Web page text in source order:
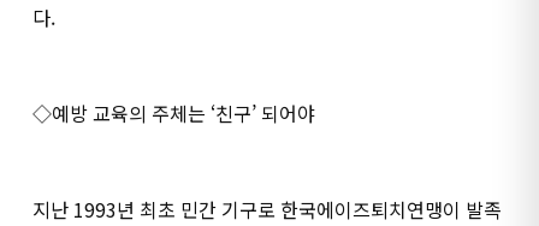
다.
◇예방 교육의 주체는 ‘친구’ 되어야
지난 1993년 최초 민간 기구로 한국에이즈퇴치연맹이 발족